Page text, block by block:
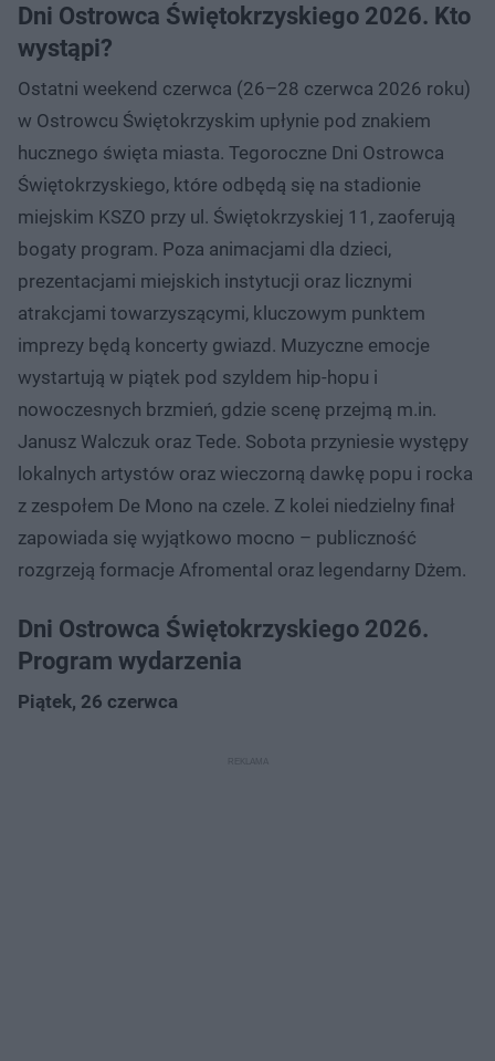
Dni Ostrowca Świętokrzyskiego 2026. Kto
wystąpi?
Ostatni weekend czerwca (26–28 czerwca 2026 roku)
w Ostrowcu Świętokrzyskim upłynie pod znakiem
hucznego święta miasta. Tegoroczne Dni Ostrowca
Świętokrzyskiego, które odbędą się na stadionie
miejskim KSZO przy ul. Świętokrzyskiej 11, zaoferują
bogaty program. Poza animacjami dla dzieci,
prezentacjami miejskich instytucji oraz licznymi
atrakcjami towarzyszącymi, kluczowym punktem
imprezy będą koncerty gwiazd. Muzyczne emocje
wystartują w piątek pod szyldem hip-hopu i
nowoczesnych brzmień, gdzie scenę przejmą m.in.
Janusz Walczuk oraz Tede. Sobota przyniesie występy
lokalnych artystów oraz wieczorną dawkę popu i rocka
z zespołem De Mono na czele. Z kolei niedzielny finał
zapowiada się wyjątkowo mocno – publiczność
rozgrzeją formacje Afromental oraz legendarny Dżem.
Dni Ostrowca Świętokrzyskiego 2026.
Program wydarzenia
Piątek, 26 czerwca